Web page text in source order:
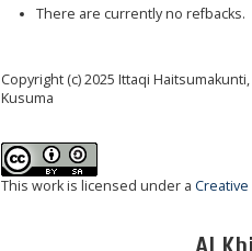
There are currently no refbacks.
Copyright (c) 2025 Ittaqi
Kusuma
This work is licensed under a